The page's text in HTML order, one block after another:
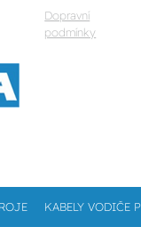
Dopravní
podmínky
KABELY VODIČE